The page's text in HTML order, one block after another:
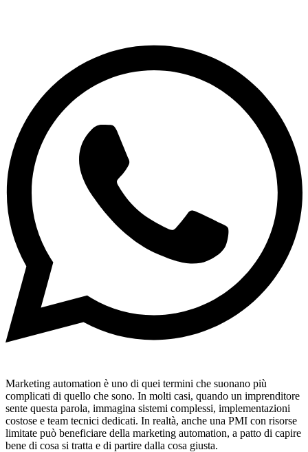
Marketing automation è uno di quei termini che suonano più
complicati di quello che sono. In molti casi, quando un imprenditore
sente questa parola, immagina sistemi complessi, implementazioni
costose e team tecnici dedicati. In realtà, anche una PMI con risorse
limitate può beneficiare della marketing automation, a patto di capire
bene di cosa si tratta e di partire dalla cosa giusta.